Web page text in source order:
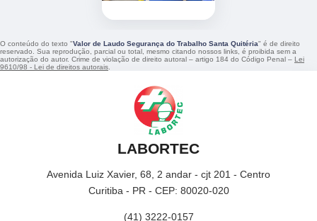
O conteúdo do texto "Valor de Laudo Segurança do Trabalho Santa Quitéria" é de direito
reservado. Sua reprodução, parcial ou total, mesmo citando nossos links, é proibida sem a
autorização do autor. Crime de violação de direito autoral – artigo 184 do Código Penal – Lei
9610/98 - Lei de direitos autorais
LABORTEC
Avenida Luiz Xavier, 68, 2 andar - cjt 201 - Centro
Curitiba - PR - CEP: 80020-020
(41) 3222-0157